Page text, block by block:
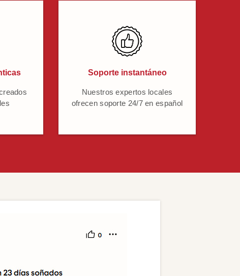
Soporte instantáneo
Nuestros expertos locales
ofrecen soporte 24/7 en español